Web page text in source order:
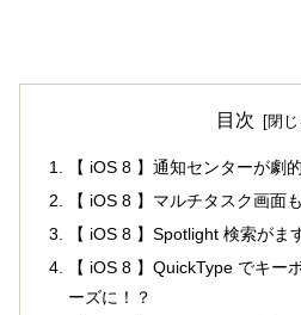
目次
【 iOS 8 】通知センターが劇
【 iOS 8 】マルチタスク画面
【 iOS 8 】Spotlight 検索がま
【 iOS 8 】QuickType でキー
ーズに！？